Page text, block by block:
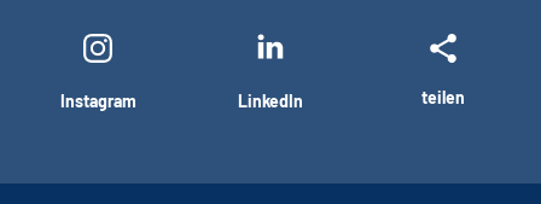
Instagram LinkedIn teilen